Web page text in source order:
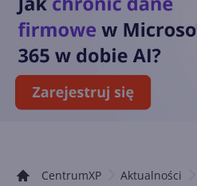
CentrumXP Aktualności